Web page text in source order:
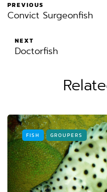
PREVIOUS
Convict Surgeonfish
NEXT
Doctorfish
FISH GROUPERS